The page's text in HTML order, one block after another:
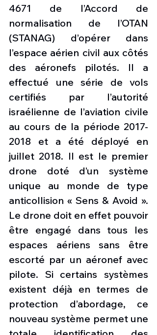
4671 de l’Accord de
normalisation de l’OTAN
(STANAG) d’opérer dans
l’espace aérien civil aux côtés
des aéronefs pilotés. Il a
effectué une série de vols
certifiés par l’autorité
israélienne de l’aviation civile
au cours de la période 2017-
2018 et a été déployé en
juillet 2018. Il est le premier
drone doté d’un système
unique au monde de type
anticollision « Sens & Avoid ».
Le drone doit en effet pouvoir
être engagé dans tous les
espaces aériens sans être
escorté par un aéronef avec
pilote. Si certains systèmes
existent déjà en termes de
protection d’abordage, ce
nouveau système permet une